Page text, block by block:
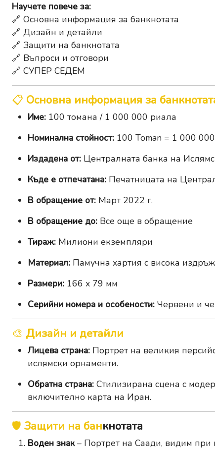
Научете повече за:
🔗 Основна информация за банкнотата
🔗 Дизайн и детайли
🔗 Защити на банкнотата
🔗 Въпроси и отговори
🔗 СУПЕР СЕДЕМ
📋 Основна информация за
Име: 100 томана / 1 000 000 риала
Номинална стойност: 100 Toman = 1 000
Издадена от: Централната банка на
Къде е отпечатана: Печатницата на
В обращение от: Март 2022 г.
В обращение до: Все още в обращение
Тираж: Милиони екземпляри
Материал: Памучна хартия с висока
Размери: 166 x 79 мм
Серийни номера и особености: Червени и
🎨 Дизайн и детайли
Лицева страна: Портрет на великия
ислямски орнаменти.
Обратна страна: Стилизирана сцена с
включително карта на Иран.
🛡️ Защити на банкнотата
Воден знак– Портрет на Саади, видим при